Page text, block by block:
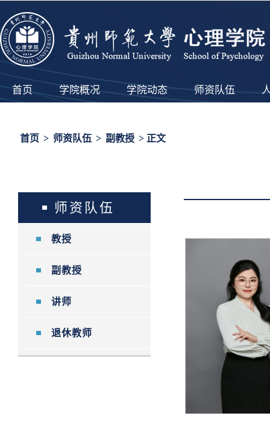
首页 学院概况 学院动态 师资队伍
首页 > 师资队伍 > 副教授 > 正文
师资队伍
教授
副教授
讲师
退休教师